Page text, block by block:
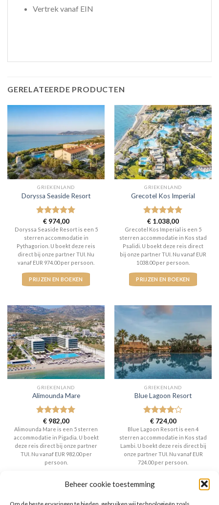
Beheer cookie toestemming
Om de beste ervaringen te bieden, gebruiken wij technologieën zoals
Vertrek vanaf EIN
GERELATEERDE PRODUCTEN
GRIEKENLAND
Doryssa Seaside Resort
Gewaardeerd
5uit 5
€974,00
Doryssa Seaside Resort is een 5
sterren accommodatie in
Pythagorion. U boekt deze reis
direct bij onze partner TUI. Nu
vanaf EUR 974.00 per persoon.
PRIJZEN EN BOEKEN
GRIEKENLAND
Grecotel Kos Imperial
Gewaardeerd
5uit 5
€ 1.038,00
Grecotel Kos Imperial is een 5
sterren accommodatie in Kos stad
Psalidi. U boekt deze reis direct
bij onze partner TUI. Nu vanaf EUR
1038.00 per persoon.
PRIJZEN EN BOEKEN
GRIEKENLAND
Alimounda Mare
Gewaardeerd
5uit 5
€982,00
Alimounda Mare is een 5 sterren
accommodatie in Pigadia. U boekt
deze reis direct bij onze partner
TUI. Nu vanaf EUR 982.00 per
persoon.
GRIEKENLAND
Blue Lagoon Resort
Gewaardeerd
4uit 5
€724,00
Blue Lagoon Resort is een 4
sterren accommodatie in Kos stad
Lambi. U boekt deze reis direct bij
onze partner TUI. Nu vanaf EUR
724.00 per persoon.